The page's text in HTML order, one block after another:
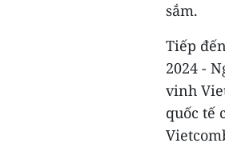
sắm.
Tiếp
2024 -
vinh
quốc tế